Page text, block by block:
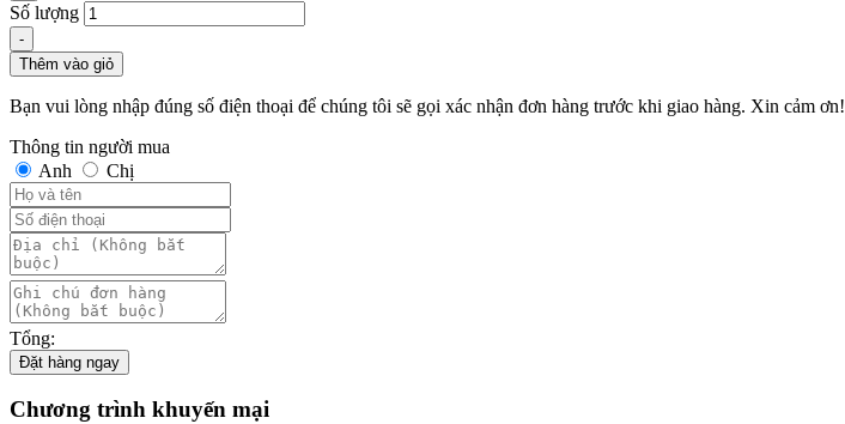
Số lượng
-
Thêm vào giỏ
Bạn vui lòng nhập đúng số điện thoại để chúng tôi sẽ gọi xác nhận đơn hàng trước khi giao hàng. Xin cảm ơn!
Thông tin người mua
Anh
Chị
Tổng:
Đặt hàng ngay
Chương trình khuyến mại